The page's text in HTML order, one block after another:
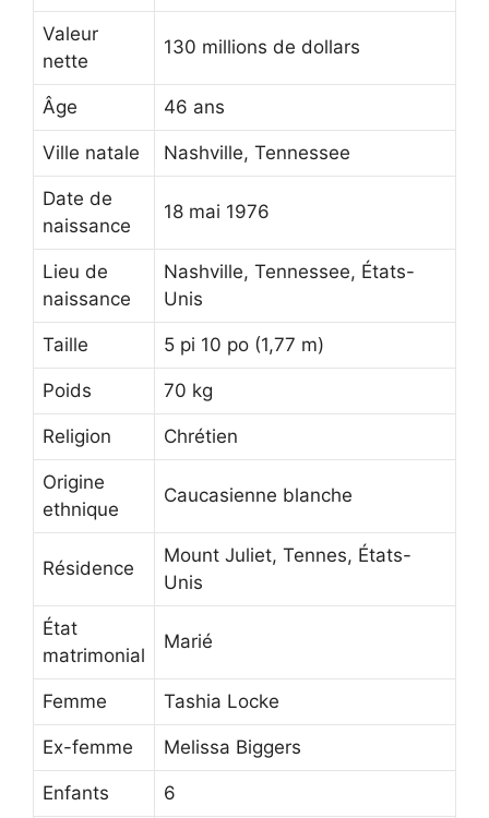
Valeur
nette
130 millions de dollars
Âge 46 ans
Ville natale Nashville, Tennessee
Date de
naissance
18 mai 1976
Lieu de
naissance
Nashville, Tennessee, États-
Unis
Taille 5 pi 10 po (1,77 m)
Poids 70 kg
Religion Chrétien
Origine
ethnique
Caucasienne blanche
Résidence
Mount Juliet, Tennes, États-
Unis
État
matrimonial
Marié
Femme Tashia Locke
Ex-femme Melissa Biggers
Enfants 6